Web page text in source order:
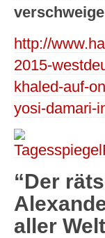
http://
2015-
khaled-auf-
yosi-damari-
“Der
aller